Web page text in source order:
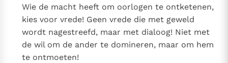
Wie de macht heeft om oorlogen te ontketenen,
kies voor vrede! Geen vrede die met geweld
wordt nagestreefd, maar met dialoog! Niet met
de wil om de ander te domineren, maar om hem
te ontmoeten!